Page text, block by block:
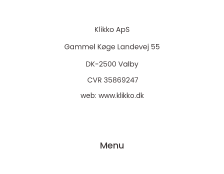
web: www.klikko.dk
Menu